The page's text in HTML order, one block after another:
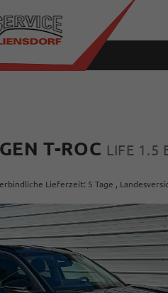
T-ROC LIFE 1.5
Lieferzeit: 5 Tage ,